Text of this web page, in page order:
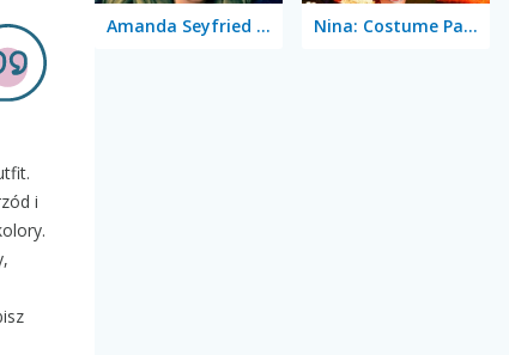
i
Amanda Seyfried True Make Up Nina: Costume Party